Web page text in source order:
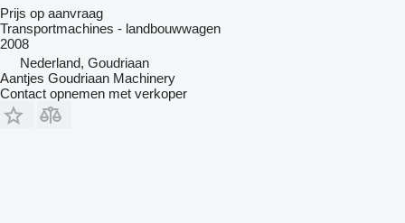
Prijs op aanvraag
Transportmachines - landbouwwagen
2008
Nederland, Goudriaan
Aantjes Goudriaan Machinery
Contact opnemen met verkoper